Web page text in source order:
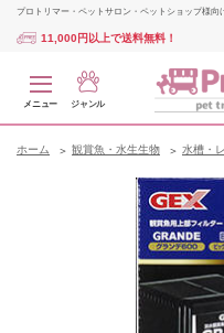
プロトリマー・ペットサロン・ペットショップ様向
11,000円以上で送料無料！
メニュー ジャンル
ホーム 観賞魚・水生生物 水槽・